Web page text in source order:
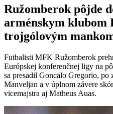
Ružomberok pôjde
arménskym klubom
trojgólovým
Futbalisti MFK Ružomberok
Európskej konferenčnej ligy na
sa presadil Goncalo Gregorio, po
Manveljan a v úplnom závere
vicemajstra aj Matheus Auas.